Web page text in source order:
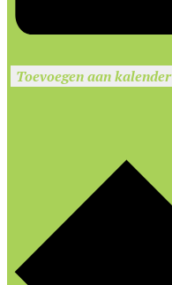
Toevoegen aan kalender